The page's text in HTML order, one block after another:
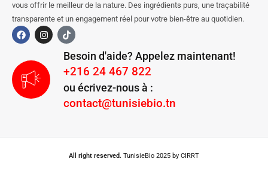
vous offrir le meilleur de la nature. Des ingrédients purs, une traçabilité
transparente et un engagement réel pour votre bien-être au quotidien.
Besoin d'aide? Appelez maintenant!
+216 24 467 822
ou écrivez-nous à :
contact@tunisiebio.tn
All right reserved. TunisieBio 2025 by CIRRT